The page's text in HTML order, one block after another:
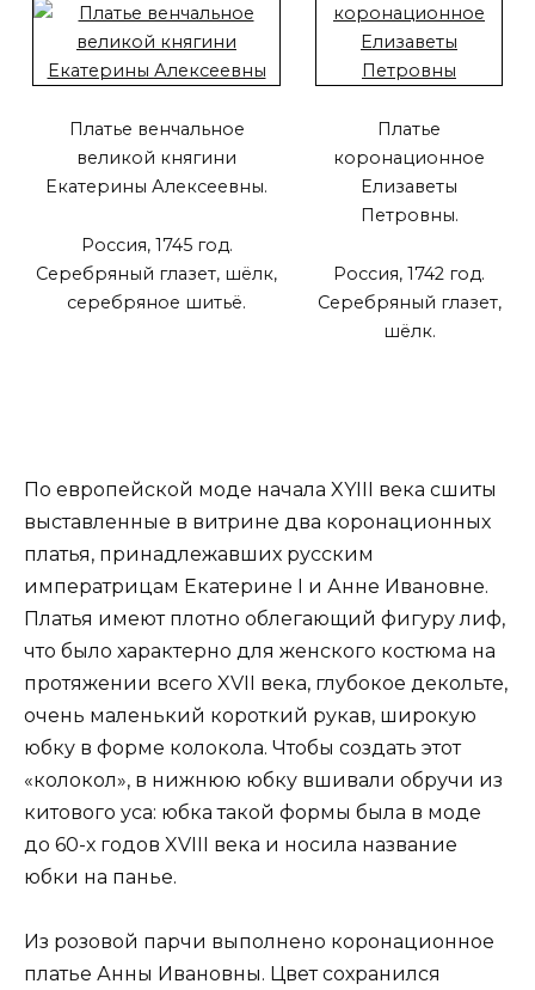
Платье венчальное
великой княгини
Екатерины Алексеевны.
Россия, 1745 год.
Серебряный глазет, шёлк,
серебряное шитьё.
Платье
коронационное
Елизаветы
Петровны.
Россия, 1742 год.
Серебряный глазет,
шёлк.
По европейской моде начала XYIII века сшиты
выставленные в витрине два коронационных
платья, принадлежавших русским
императрицам Екатерине I и Анне Ивановне.
Платья имеют плотно облегающий фигуру лиф,
что было характерно для женского костюма на
протяжении всего XVII века, глубокое декольте,
очень маленький короткий рукав, широкую
юбку в форме колокола. Чтобы создать этот
«колокол», в нижнюю юбку вшивали обручи из
китового уса: юбка такой формы была в моде
до 60-х годов XVIII века и носила название
юбки на панье.
Из розовой парчи выполнено коронационное
платье Анны Ивановны. Цвет сохранился